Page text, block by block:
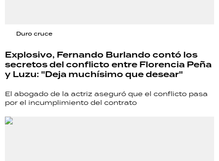
Duro cruce
Explosivo, Fernando Burlando contó los
secretos del conflicto entre Florencia Peña
y Luzu: "Deja muchísimo que desear"
El abogado de la actriz aseguró que el conflicto pasa
por el incumplimiento del contrato